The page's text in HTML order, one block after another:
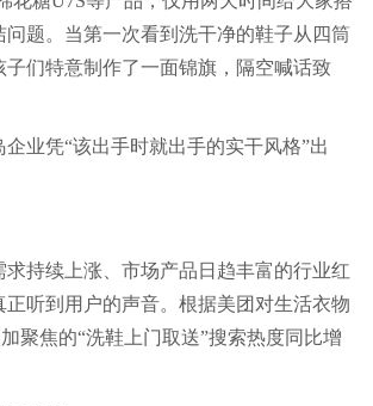
题。当第一次看到洗干净的鞋子从四筒
子们特意制作了一面锦旗，隔空喊话致
企业凭“该出手时就出手的实干风格”出
求持续上涨、市场产品日趋丰富的行业红
听到用户的声音。根据美团对生活衣物
聚焦的“洗鞋上门取送”搜索热度同比增